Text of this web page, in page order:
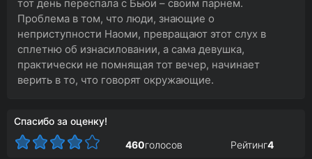
тот день переспала с Бьюи – своим парнем.
Проблема в том, что люди, знающие о
неприступности Наоми, превращают этот слух в
сплетню об изнасиловании, а сама девушка,
практически не помнящая тот вечер, начинает
верить в то, что говорят окружающие.
Спасибо за оценку!
460голосов Рейтинг4